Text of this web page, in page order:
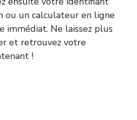
ou un calculateur en ligne
immédiat. Ne laissez plus
et retrouvez votre
!